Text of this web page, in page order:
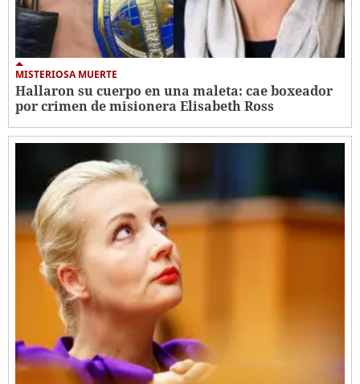
MISTERIOSA MUERTE
Hallaron su cuerpo en una maleta: cae boxeador
por crimen de misionera Elisabeth Ross